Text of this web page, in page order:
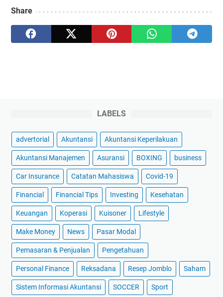
Share
LABELS
advertorial Akuntansi Akuntansi Keperilakuan
Akuntansi Manajemen Asuransi BOXING business
Car Insurance Catatan Mahasiswa Covid-19
Financial Financial Tips Investing Kesehatan
Keuangan Koperasi Kuisoner Lifestyle
Make Money News Pasar Modal
Pemasaran & Penjualan Pengetahuan
Personal Finance Reksadana Resep Jomblo Saham
Sistem Informasi Akuntansi SOCCER Sport